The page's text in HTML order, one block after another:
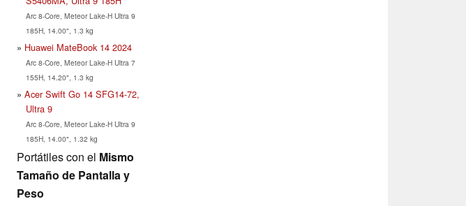
Arc 8-Core, Meteor Lake-H Ultra 9
185H, 14.00", 1.3 kg
Huawei MateBook 14 2024
Arc 8-Core, Meteor Lake-H Ultra 7
155H, 14.20", 1.3 kg
Acer Swift Go 14 SFG14-72,
Ultra 9
Arc 8-Core, Meteor Lake-H Ultra 9
185H, 14.00", 1.32 kg
Portátiles con el Mismo
Tamaño de Pantalla y
Peso